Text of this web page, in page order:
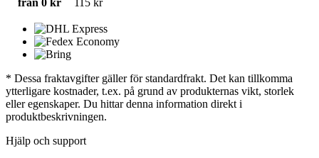
från 0 kr
115 kr
* Dessa fraktavgifter gäller för standardfrakt. Det kan tillkomma
ytterligare kostnader, t.ex. på grund av produkternas vikt, storlek
eller egenskaper. Du hittar denna information direkt i
produktbeskrivningen.
Hjälp och support